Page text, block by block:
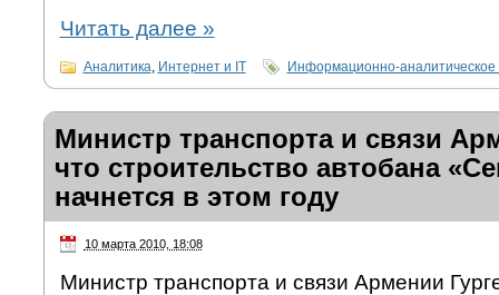
Читать далее »
Аналитика, Интернет и IT Информационно-аналитическое
Министр транспорта и связи
что строительство автобана
начнется в этом году
10 марта 2010, 18:08
Министр транспорта и связи Армении